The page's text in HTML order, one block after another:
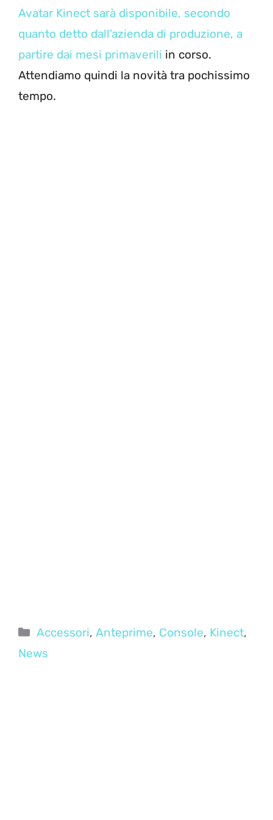
Avatar Kinect sarà disponibile, secondo
quanto detto dall’azienda di produzione, a
partire dai mesi primaverili in corso.
Attendiamo quindi la novità tra pochissimo
tempo.
Categorie
Accessori,Anteprime, Console, Kinect,
News